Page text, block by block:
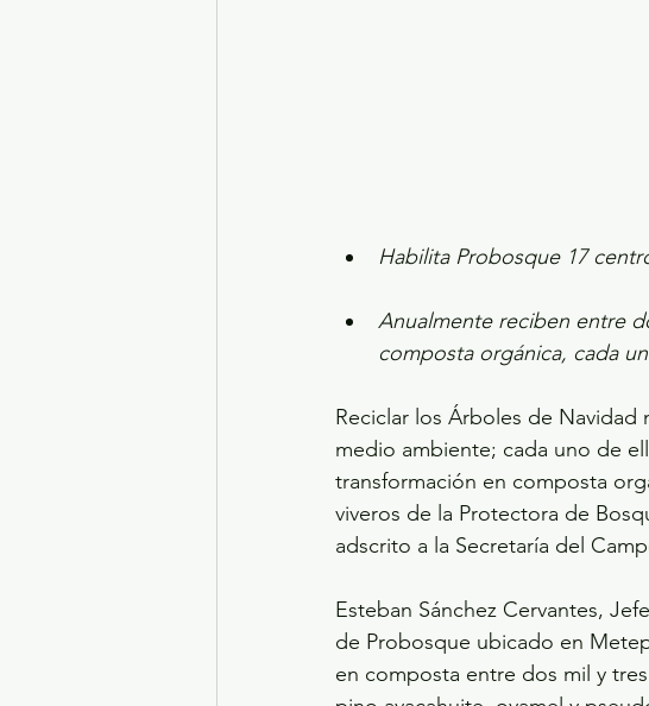
Habilita Probosque 17
Anualmente reciben entre
composta orgánica, cada
Reciclar los Árboles de Navidad
medio ambiente; cada uno de
transformación en composta
viveros de la Protectora de
adscrito a la Secretaría del
Esteban Sánchez Cervantes,
de Probosque ubicado en
en composta entre dos mil y